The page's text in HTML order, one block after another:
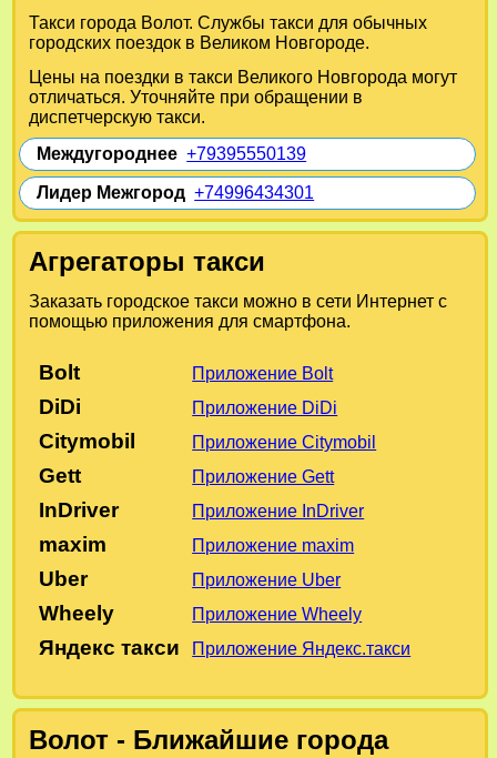
Такси города Волот. Службы такси для обычных
городских поездок в Великом Новгороде.
Цены на поездки в такси Великого Новгорода могут
отличаться. Уточняйте при обращении в
диспетчерскую такси.
Междугороднее+79395550139
Лидер Межгород+74996434301
Агрегаторы такси
Заказать городское такси можно в сети Интернет с
помощью приложения для смартфона.
Bolt Приложение Bolt
DiDi Приложение DiDi
Citymobil Приложение Citymobil
Gett Приложение Gett
InDriver Приложение InDriver
maxim Приложение maxim
Uber Приложение Uber
Wheely Приложение Wheely
Яндекс такси Приложение Яндекс.такси
Волот - Ближайшие города